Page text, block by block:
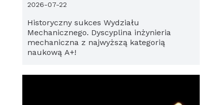
Historyczny sukces Wydziału
Mechanicznego. Dyscyplina inżynieria
mechaniczna z najwyższą kategorią
naukową A+!
2026-07-22